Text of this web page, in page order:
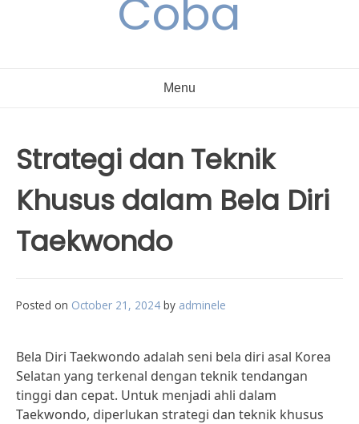
Coba
Menu
Strategi dan Teknik
Khusus dalam Bela Diri
Taekwondo
Posted on October 21, 2024 by adminele
Bela Diri Taekwondo adalah seni bela diri asal Korea
Selatan yang terkenal dengan teknik tendangan
tinggi dan cepat. Untuk menjadi ahli dalam
Taekwondo, diperlukan strategi dan teknik khusus